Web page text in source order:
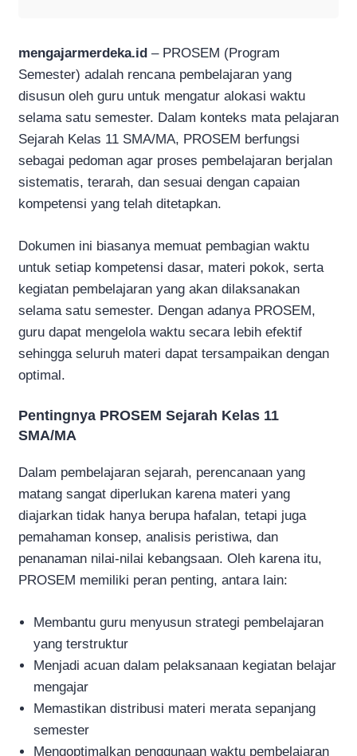
mengajarmerdeka.id – PROSEM (Program
Semester) adalah rencana pembelajaran yang
disusun oleh guru untuk mengatur alokasi waktu
selama satu semester. Dalam konteks mata pelajaran
Sejarah Kelas 11 SMA/MA, PROSEM berfungsi
sebagai pedoman agar proses pembelajaran berjalan
sistematis, terarah, dan sesuai dengan capaian
kompetensi yang telah ditetapkan.
Dokumen ini biasanya memuat pembagian waktu
untuk setiap kompetensi dasar, materi pokok, serta
kegiatan pembelajaran yang akan dilaksanakan
selama satu semester. Dengan adanya PROSEM,
guru dapat mengelola waktu secara lebih efektif
sehingga seluruh materi dapat tersampaikan dengan
optimal.
Pentingnya PROSEM Sejarah Kelas 11
SMA/MA
Dalam pembelajaran sejarah, perencanaan yang
matang sangat diperlukan karena materi yang
diajarkan tidak hanya berupa hafalan, tetapi juga
pemahaman konsep, analisis peristiwa, dan
penanaman nilai-nilai kebangsaan. Oleh karena itu,
PROSEM memiliki peran penting, antara lain:
Membantu guru menyusun strategi pembelajaran
yang terstruktur
Menjadi acuan dalam pelaksanaan kegiatan belajar
mengajar
Memastikan distribusi materi merata sepanjang
semester
Mengoptimalkan penggunaan waktu pembelajaran